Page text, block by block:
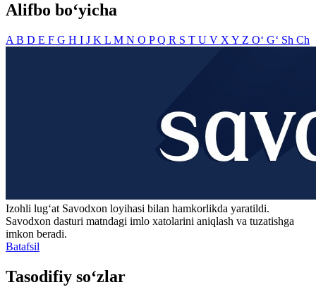
Alifbo bo‘yicha
A B D E F G H I J K L M N O PQ R S T U V X Y Z O‘ G‘ Sh Ch
Izohli lugʻat Savodxon loyihasi bilan hamkorlikda yaratildi.
Savodxon dasturi matndagi imlo xatolarini aniqlash va tuzatishga
imkon beradi.
Batafsil
Tasodifiy so‘zlar